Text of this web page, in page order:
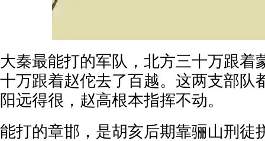
大秦最能打的军队，北方三十万跟着
十万跟着赵佗去了百越。这两支部队
阳远得很，赵高根本指挥不动。
能打的章邯，是胡亥后期靠骊山刑徒